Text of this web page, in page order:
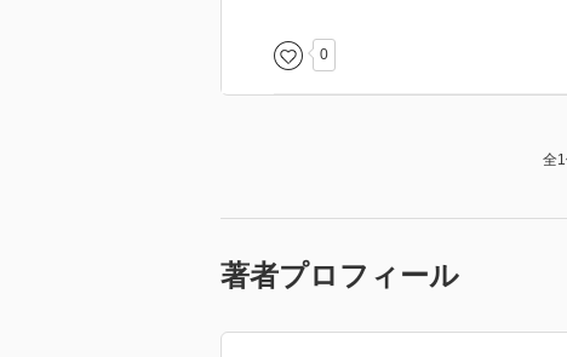
0
全
著者プロフィール